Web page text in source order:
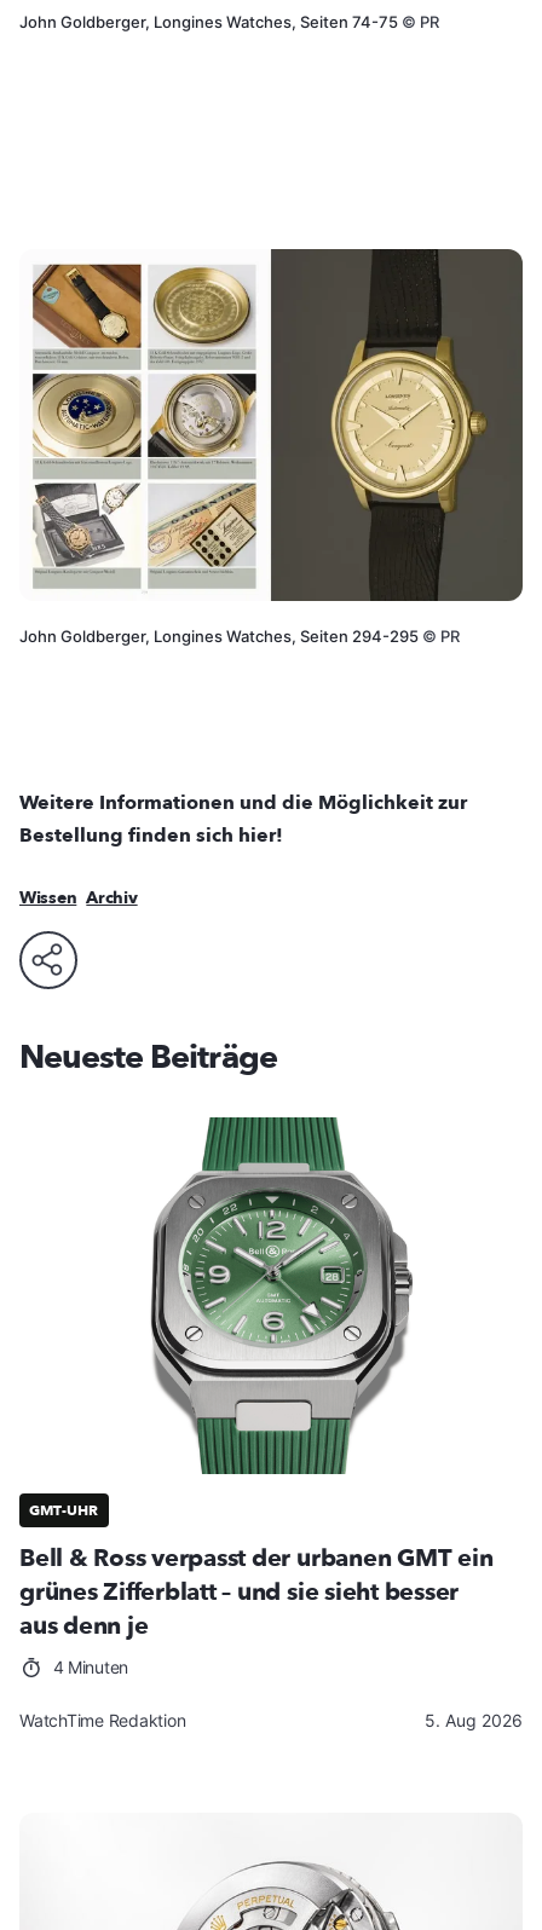
John Goldberger, Longines Watches, Seiten 74-75 © PR
John Goldberger, Longines Watches, Seiten 294-295 © PR
Weitere Informationen und die Möglichkeit zur
Bestellung finden sich hier!
Wissen Archiv
Neueste Beiträge
GMT-UHR
Bell & Ross verpasst der urbanen GMT ein
grünes Zifferblatt – und sie sieht besser
aus denn je
4 Minuten
WatchTime Redaktion 5. Aug 2026